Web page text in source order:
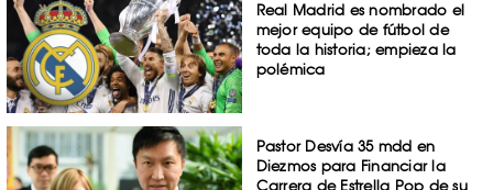
Real Madrid es nombrado el
mejor equipo de fútbol de
toda la historia; empieza la
polémica
Pastor Desvía 35 mdd en
Diezmos para Financiar la
Carrera de Estrella Pop de su